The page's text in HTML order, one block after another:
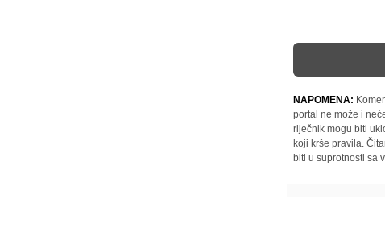
NAPOMENA:
portal ne može i
riječnik mogu biti
koji krše pravila.
biti u suprotnosti sa